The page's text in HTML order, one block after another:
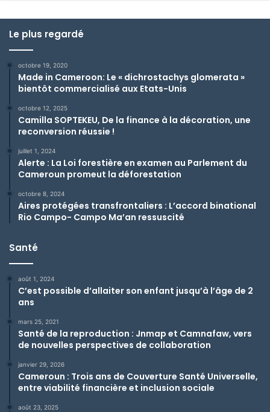
Le plus regardé
octobre 19, 2020
Made in Cameroon: Le « dichrostachys glomerata »
bientôt commercialisé aux Etats-Unis
octobre 12, 2025
Camilla SOPTEKEU, De la finance à la décoration, une
reconversion réussie !
juillet 1, 2024
Alerte : La Loi forestière en examen au Parlement du
Cameroun promeut la déforestation
octobre 8, 2024
Aires protégées transfrontaliers : L’accord binational
Rio Campo- Campo Ma’an ressuscité
Santé
août 1, 2024
C’est possible d’allaiter son enfant jusqu’à l’âge de 2
ans
mars 25, 2021
Santé de la reproduction : Jnmap et Camnafaw, vers
de nouvelles perspectives de collaboration
janvier 29, 2026
Cameroun : Trois ans de Couverture Santé Universelle,
entre viabilité financière et inclusion sociale
août 23, 2025